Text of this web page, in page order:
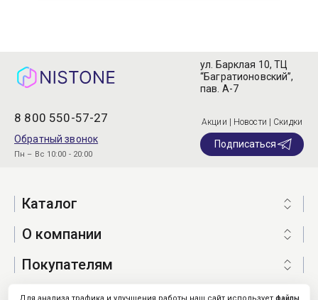
8 800 550-57-27
Обратный звонок
Пн – Вс 10:00 - 20:00
ул. Барклая 10, ТЦ
“Багратионовский”,
пав. А-7
Акции | Новости | Скидки
Подписаться
Каталог
О компании
Покупателям
файлы